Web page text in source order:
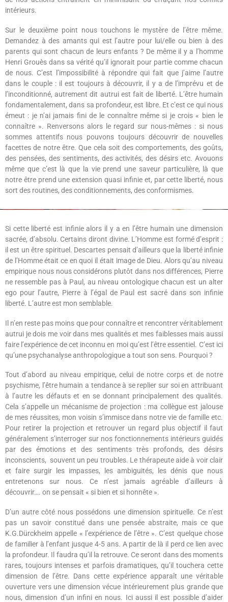
intérieurs.
Sur le deuxième point nous touchons le mystère de l’être même.
Demandez à des amants qui est l’autre pour lui/elle ou bien à des
parents qui sont chacun de leurs enfants ? De même il y a l’homme
Henri Grouès dans sa vérité qu’il ignorait pour partie comme chacun
de nous. C’est l’impossibilité à répondre qui fait que j’aime l’autre
dans le couple : il est toujours à découvrir, il y a de l’imprévu et de
l’inconditionné, autrement dit autrui est fait de liberté. L’être humain
fondamentalement, dans sa profondeur, est libre. Et c’est ce qui nous
émeut : je n’ai jamais fini de le connaître même si je crois « bien le
connaître ». Renversons alors le regard sur nous-mêmes : si nous
sommes attentifs nous pouvons toujours découvrir de nouvelles
facettes de notre être. Que cela soit des comportements, des goûts,
des pensées, des sentiments, des activités, des désirs etc. Avouons
même que c’est là que la vie prend une saveur particulière, là que
notre être prend une extension quasi infinie et, par cette liberté, nous
sort des routines, des conditionnements, des conformismes.
Si cette liberté est infinie alors il y a en l’être humain une dimension
sacrée, d’absolu. Certains diront divine. L’Homme est formé d’esprit :
il est un être spirituel. Descartes pensait d’ailleurs que la liberté infinie
de l’Homme était ce en quoi il était image de Dieu. Alors qu’au niveau
empirique nous nous considérons plutôt dans nos différences, Pierre
ne ressemble pas à Paul, au niveau ontologique chacun est un alter
ego pour l’autre, Pierre à l’égal de Paul est sacré dans son infinie
liberté. L’autre est mon semblable.
Il n’en reste pas moins que pour connaître et rencontrer véritablement
autrui je dois me voir dans mes qualités et mes faiblesses mais aussi
faire l’expérience de cet inconnu en moi qu’est l’être essentiel. C’est ici
qu’une psychanalyse anthropologique a tout son sens. Pourquoi ?
Tout d’abord au niveau empirique, celui de notre corps et de notre
psychisme, l’être humain a tendance à se replier sur soi en attribuant
à l’autre les défauts et en se donnant principalement des qualités.
Cela s’appelle un mécanisme de projection : ma collègue est jalouse
de mes réussites, mon voisin s’immisce dans notre vie de famille etc.
Pour retirer la projection et retrouver un regard plus objectif il faut
généralement s’interroger sur nos fonctionnements intérieurs guidés
par des émotions et des sentiments très profonds, des désirs
inconscients, souvent un peu troubles. Le thérapeute aide à voir clair
et faire surgir les impasses, les ambiguités, les dénis que nous
entretenons sur nous. Ce n’est jamais agréable d’ailleurs à
découvrir…. on se pensait « si bien et si honnête ».
D’un autre côté nous possédons une dimension spirituelle. Ce n’est
pas un savoir constitué dans une pensée abstraite, mais ce que
K.G.Dürckheim appelle « l’expérience de l’être ». C’est quelque chose
de familier à l’enfant jusque 4-5 ans. A partir de là il perd ce lien avec
la profondeur. Il faudra qu’il la retrouve. Ce seront dans des moments
rares, toujours intenses et parfois dramatiques, qu’il touchera cette
dimension de l’être. Dans cette expérience apparaît une véritable
ouverture vers une dimension vécue intérieurement plus grande que
nous, dimension d’un infini en nous. Ici aussi il est possible d’aider